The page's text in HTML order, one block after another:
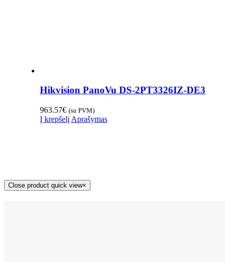
Hikvision PanoVu DS-2PT3326IZ-DE3
963.57€ (su PVM)
Į krepšelį Aprašymas
Close product quick view×